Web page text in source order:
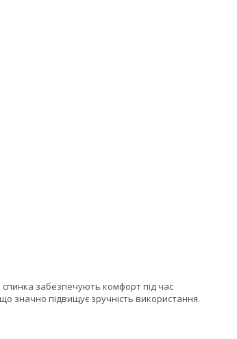
спинка забезпечують комфорт під час
значно підвищує зручність використання.